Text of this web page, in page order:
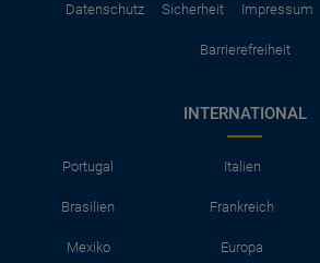
Datenschutz Sicherheit Impressum
Barrierefreiheit
INTERNATIONAL
Portugal Italien
Brasilien Frankreich
Mexiko Europa